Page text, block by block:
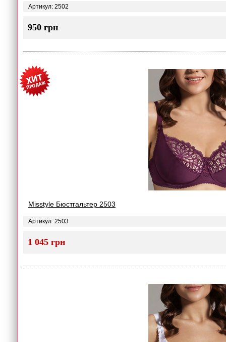
Артикул: 2502
950 грн
Misstyle Бюстгальтер 2503
Артикул: 2503
1 045 грн